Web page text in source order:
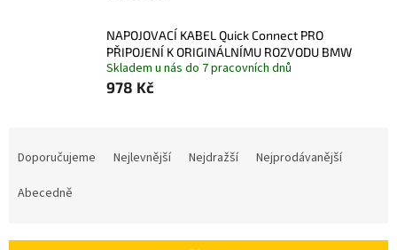
NAPOJOVACÍ KABEL Quick Connect PRO
PŘIPOJENÍ K ORIGINÁLNÍMU ROZVODU BMW
Skladem u nás do 7 pracovních dnů
978 Kč
Doporučujeme Nejlevnější Nejdražší
Nejprodávanější
Abecedně